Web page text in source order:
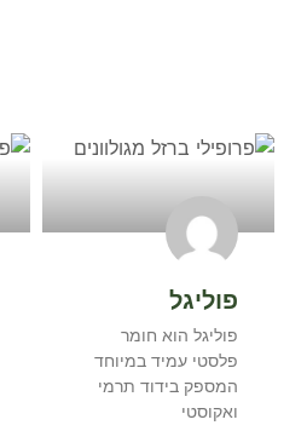
פוליגל
פוליגל הוא חומר
פלסטי עמיד במיוחד
המספק בידוד תרמי
ואקוסטי